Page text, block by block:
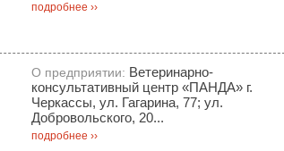
подробнее ››
О предприятии: Ветеринарно-
консультативный центр «ПАНДА» г.
Черкассы, ул. Гагарина, 77; ул.
Добровольского, 20...
подробнее ››